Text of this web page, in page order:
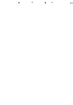
mehr in deinem